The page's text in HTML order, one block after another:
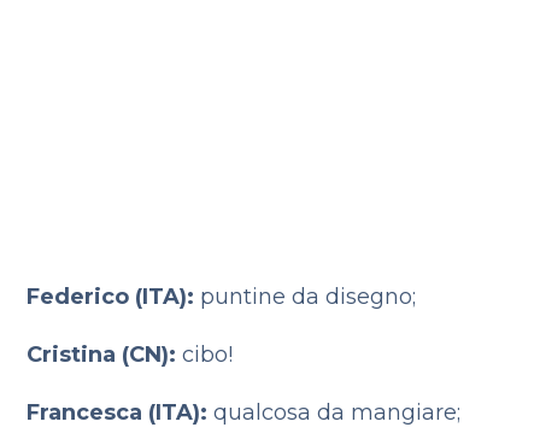
Federico (ITA): puntine da disegno;
Cristina (CN): cibo!
Francesca (ITA): qualcosa da mangiare;